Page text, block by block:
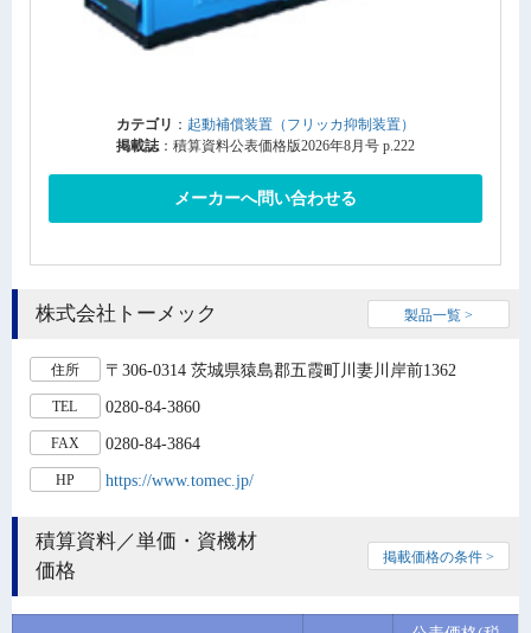
カテゴリ ： 起動補償装置（フリッカ抑制装置）
掲載誌：積算資料公表価格版2026年8月号 p.222
メーカーへ問い合わせる
株式会社トーメック 製品一覧 >
住所 〒306-0314 茨城県猿島郡五霞町川妻川岸前1362
TEL 0280-84-3860
FAX 0280-84-3864
HP https://www.tomec.jp/
積算資料／単価・資機材
価格
掲載価格の条件 >